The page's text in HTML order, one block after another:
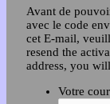
Avant de
avec le code
cet E-mail,
resend the
address, you
Votre